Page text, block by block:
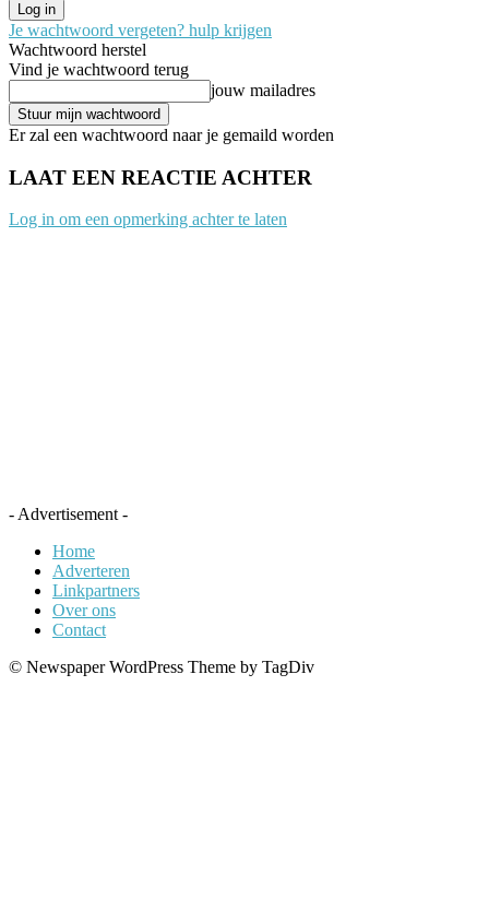
Je wachtwoord vergeten? hulp krijgen
Wachtwoord herstel
Vind je wachtwoord terug
jouw mailadres
Er zal een wachtwoord naar je gemaild worden
LAAT EEN REACTIE ACHTER
Log in om een opmerking achter te laten
- Advertisement -
Home
Adverteren
Linkpartners
Over ons
Contact
© Newspaper WordPress Theme by TagDiv